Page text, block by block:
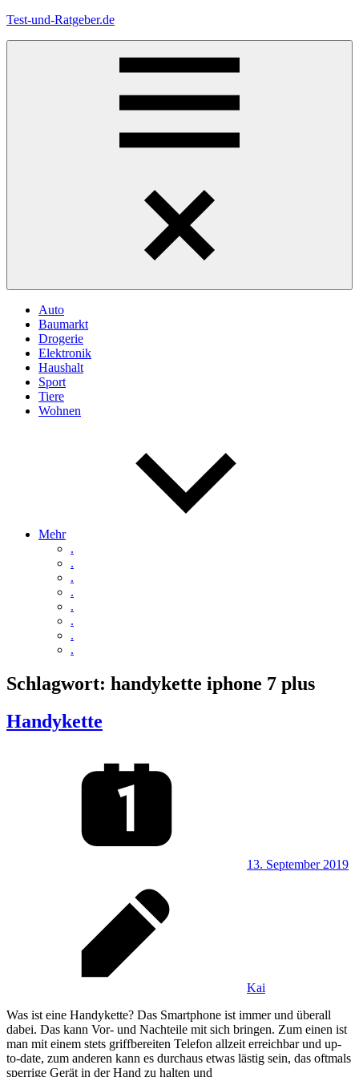
Zum
Test-und-Ratgeber.de
Auto
Baumarkt
Drogerie
Elektronik
Haushalt
Sport
Tiere
Wohnen
Mehr
.
.
.
.
.
.
.
.
Schlagwort: handykette iphone 7 plus
Handykette
13. September 2019
Kai
Was ist eine Handykette? Das Smartphone ist immer und überall
dabei. Das kann Vor- und Nachteile mit sich bringen. Zum einen ist
man mit einem stets griffbereiten Telefon allzeit erreichbar und up-
to-date, zum anderen kann es durchaus etwas lästig sein, das oftmals
sperrige Gerät in der Hand zu halten und